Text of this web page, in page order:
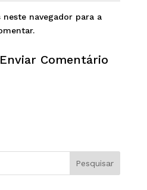
neste navegador para a
Pesquisar